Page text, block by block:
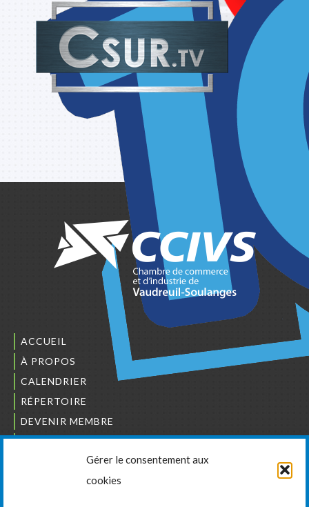
Gérer le consentement aux
cookies
ACCUEIL
À PROPOS
CALENDRIER
RÉPERTOIRE
DEVENIR MEMBRE
NOUS JOINDRE
L’ORDRE DES BÂTISSEURS